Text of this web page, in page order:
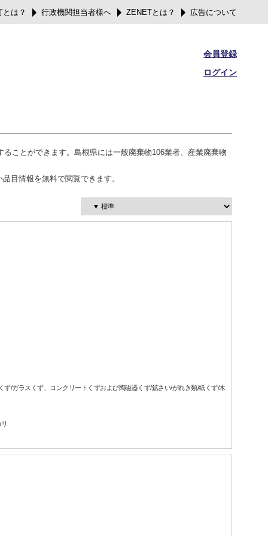
は？ 行政機関担当者様へ ZENETとは？ 広告について
会員登録
ログイン
ことができます。島根県には一般廃棄物106業者、産業廃棄物
目情報を無料で閲覧できます。
/ガラスくず、コンクリートくずおよび陶磁器くず/鉱さい/がれき類/紙くず/木